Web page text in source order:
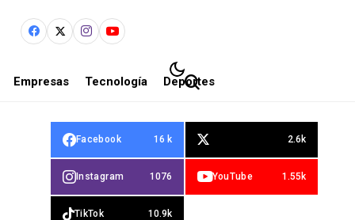
Empresas Tecnología Deportes
Facebook 16 k 2.6k
Instagram 1076 YouTube 1.55k
TikTok 10.9k